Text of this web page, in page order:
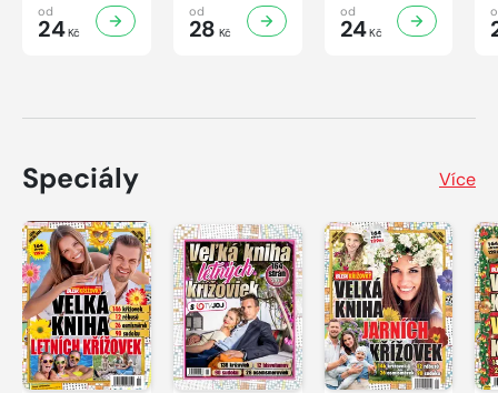
od
24Kč
od
28 Kč
od
24Kč
Speciály Více